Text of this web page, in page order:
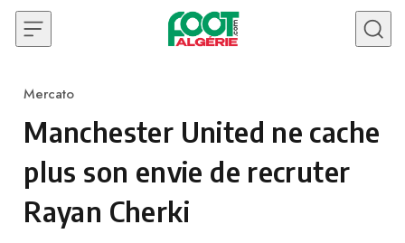
Skip to content
Category
Mercato
Manchester United ne cache
plus son envie de recruter
Rayan Cherki